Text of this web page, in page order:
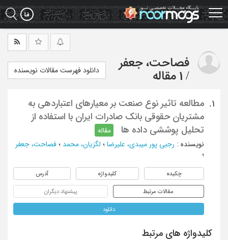
Skip
to
main
فصاحت، جعفر
/ 1 مقاله دانلود فهرست مقالات نویسنده
1.
مطالعه تاثیر نوع صنعت بر معیارهای اعتباردهی به
مشتریان حقوقی بانک صادرات ایران با استفاده از
تحلیل پوششی داده ها
مقاله
نویسنده : رجبی پور میبدی، علیرضا ؛ لگزیان، محمد ؛ فصاحت، جعفر
؛
چکیده کلیدواژه آدرس
مقالات مرتبط پیشنهاد دیگران
دانلود
کلیدواژه های مرتبط